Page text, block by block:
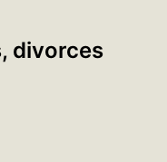
divorces